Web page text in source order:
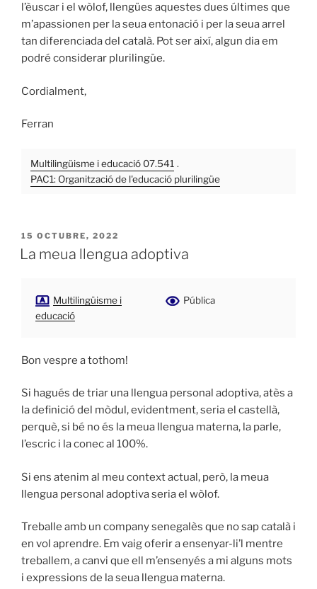
l’èuscar i el wòlof, llengües aquestes dues últimes que
m’apassionen per la seua entonació i per la seua arrel
tan diferenciada del català. Pot ser així, algun dia em
podré considerar plurilingüe.
Cordialment,
Ferran
Multilingüisme i educació 07.541 .
PAC1: Organització de l'educació plurilingüe
PUBLICADO
EL
15 OCTUBRE, 2022
La meua llengua adoptiva
Multilingüisme i
educació
Pública
Bon vespre a tothom!
Si hagués de triar una llengua personal adoptiva, atès a
la definició del mòdul, evidentment, seria el castellà,
perquè, si bé no és la meua llengua materna, la parle,
l’escric i la conec al 100%.
Si ens atenim al meu context actual, però, la meua
llengua personal adoptiva seria el wòlof.
Treballe amb un company senegalès que no sap català i
en vol aprendre. Em vaig oferir a ensenyar-li’l mentre
treballem, a canvi que ell m’ensenyés a mi alguns mots
i expressions de la seua llengua materna.